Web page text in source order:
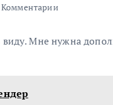
Комментарии
виду. Мне нужна